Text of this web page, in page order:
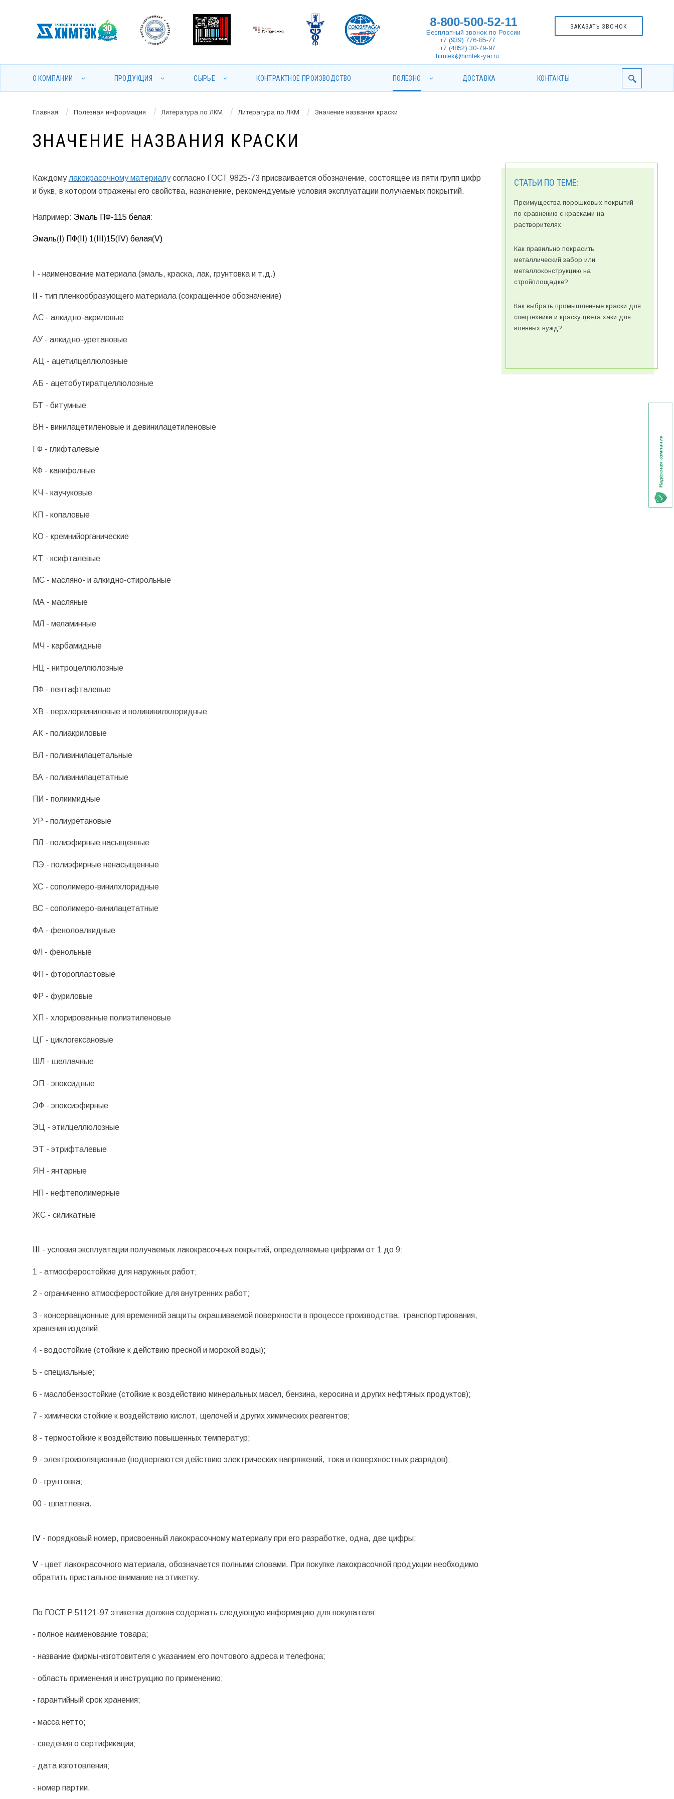
8-800-500-52-11
Бесплатный звонок по России
+7 (939) 776-85-77
+7 (4852) 30-79-97
himtek@himtek-yar.ru
ЗАКАЗАТЬ ЗВОНОК
О КОМПАНИИ ПРОДУКЦИЯ СЫРЬЕ КОНТРАКТНОЕ ПРОИЗВОДСТВО ПОЛЕЗНО ДОСТАВКА КОНТАКТЫ
Главная / Полезная информация / Литература по ЛКМ / Литература по ЛКМ / Значение названия краски
ЗНАЧЕНИЕ НАЗВАНИЯ КРАСКИ
Каждомулакокрасочному материалусогласно ГОСТ 9825-73 присваивается обозначение, состоящее из пяти групп цифр
и букв, в котором отражены его свойства, назначение, рекомендуемые условия эксплуатации получаемых покрытий.
Например: Эмаль ПФ-115 белая:
Эмаль(I ) ПФ(II ) 1(III )15(IV) белая(V)
- наименование материала (эмаль, краска, лак, грунтовка и т.д.)
- тип пленкообразующего материала (сокращенное обозначение)
АС - алкидно-акриловые
АУ - алкидно-уретановые
АЦ - ацетилцеллюлозные
АБ - ацетобутиратцеллюлозные
БТ - битумные
ВН - винилацетиленовые и девинилацетиленовые
ГФ - глифталевые
КФ - канифолные
КЧ - каучуковые
КП - копаловые
КО - кремнийорганические
КТ - ксифталевые
МС - масляно- и алкидно-стирольные
МА - масляные
МЛ - меламинные
МЧ - карбамидные
НЦ - нитроцеллюлозные
ПФ - пентафталевые
ХВ - перхлорвиниловые и поливинилхлоридные
АК - полиакриловые
ВЛ - поливинилацетальные
ВА - поливинилацетатные
ПИ - полиимидные
УР - полиуретановые
ПЛ - полиэфирные насыщенные
ПЭ - полиэфирные ненасыщенные
ХС - сополимеро-винилхлоридные
ВС - сополимеро-винилацетатные
ФА - фенолоалкидные
ФЛ - фенольные
ФП - фторопластовые
ФР - фуриловые
ХП - хлорированные полиэтиленовые
ЦГ - циклогексановые
ШЛ - шеллачные
ЭП - эпоксидные
ЭФ - эпоксиэфирные
ЭЦ - этилцеллюлозные
ЭТ - этрифталевые
ЯН - янтарные
НП - нефтеполимерные
ЖС - силикатные
- условия эксплуатации получаемых лакокрасочных покрытий, определяемые цифрами от 1 до 9:
1 - атмосферостойкие для наружных работ;
2 - ограниченно атмосферостойкие для внутренних работ;
3 - консервационные для временной защиты окрашиваемой поверхности в процессе производства, транспортирования,
хранения изделий;
4 - водостойкие (стойкие к действию пресной и морской воды);
5 - специальные;
6 - маслобензостойкие (стойкие к воздействию минеральных масел, бензина, керосина и других нефтяных продуктов);
7 - химически стойкие к воздействию кислот, щелочей и других химических реагентов;
8 - термостойкие к воздействию повышенных температур;
9 - электроизоляционные (подвергаются действию электрических напряжений, тока и поверхностных разрядов);
0 - грунтовка;
00 - шпатлевка.
IV- порядковый номер, присвоенный лакокрасочному материалу при его разработке, одна, две цифры;
V- цвет лакокрасочного материала, обозначается полными словами. При покупке лакокрасочной продукции необходимо
обратить пристальное внимание на этикетку.
По ГОСТ Р 51121-97 этикетка должна содержать следующую информацию для покупателя:
- полное наименование товара;
- название фирмы-изготовителя с указанием его почтового адреса и телефона;
- область применения и инструкцию по применению;
- гарантийный срок хранения;
- масса нетто;
- сведения о сертификации;
- дата изготовления;
- номер партии.
СТАТЬИ ПО ТЕМЕ:
Преимущества порошковых покрытий
по сравнению с красками на
растворителях
Как правильно покрасить
металлический забор или
металлоконструкцию на
стройплощадке?
Как выбрать промышленные краски для
спецтехники и краску цвета хаки для
военных нужд?